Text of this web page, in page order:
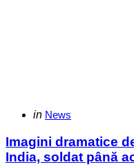
Categories
Posted
in News
Imagini dramatice
India, soldat până